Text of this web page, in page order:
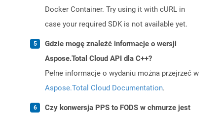
Docker Container. Try using it with cURL in
case your required SDK is not available yet.
Gdzie mogę znaleźć informacje o wersji
Aspose.Total Cloud API dla C++?
Pełne informacje o wydaniu można przejrzeć w
Aspose.Total Cloud Documentation.
Czy konwersja PPS to FODS w chmurze jest